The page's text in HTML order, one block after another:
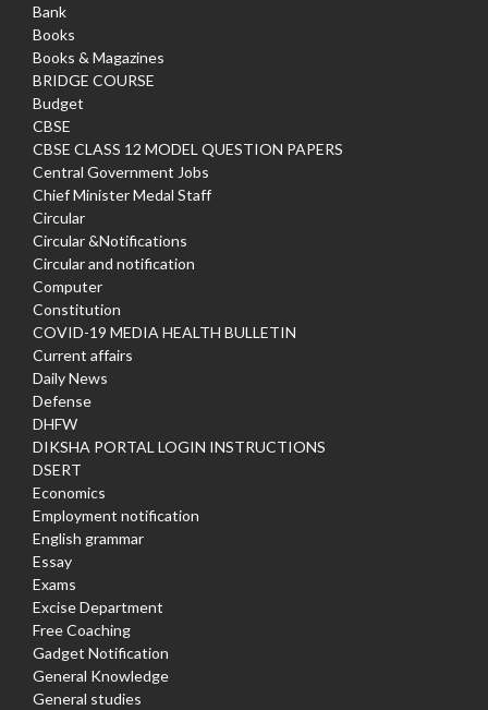
Bank
Books
Books & Magazines
BRIDGE COURSE
Budget
CBSE
CBSE CLASS 12 MODEL QUESTION PAPERS
Central Government Jobs
Chief Minister Medal Staff
Circular
Circular &Notifications
Circular and notification
Computer
Constitution
COVID-19 MEDIA HEALTH BULLETIN
Current affairs
Daily News
Defense
DHFW
DIKSHA PORTAL LOGIN INSTRUCTIONS
DSERT
Economics
Employment notification
English grammar
Essay
Exams
Excise Department
Free Coaching
Gadget Notification
General Knowledge
General studies